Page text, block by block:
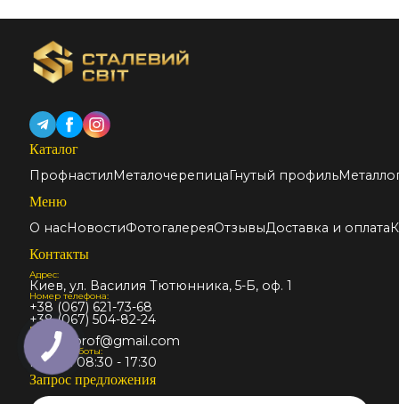
Каталог
ПрофнастилМеталочерепицаГнутый профиль
Меню
О насНовостиФотогалереяОтзывыДоставка и оплата
Контакты
Адрес:
Киев, ул. Василия Тютюнника, 5-Б, оф. 1
Номер телефона:
+38 (067) 621-73-68
+38 (067) 504-82-24
Email:
stalmir.prof@gmail.com
График работы:
Пн-Пт: 08:30 - 17:30
Запрос предложения